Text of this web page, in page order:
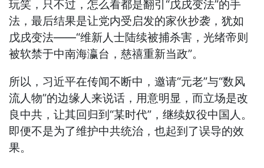
玩笑，只不过，怎么看都是翻引“戊戌变法”的手
法，最后结果是让党内受启发的家伙抄袭，犹如
戊戌变法——“维新人士陆续被捕杀害，光绪帝则
被软禁于中南海瀛台，慈禧重新当政”。
所以，习近平在传闻不断中，邀请“元老”与“数风
流人物”的边缘人来说话，用意明显，而立场是改
良中共，让其回归到“某时代”，继续奴役中国人。
即便不是为了维护中共统治，也起到了误导的效
果。